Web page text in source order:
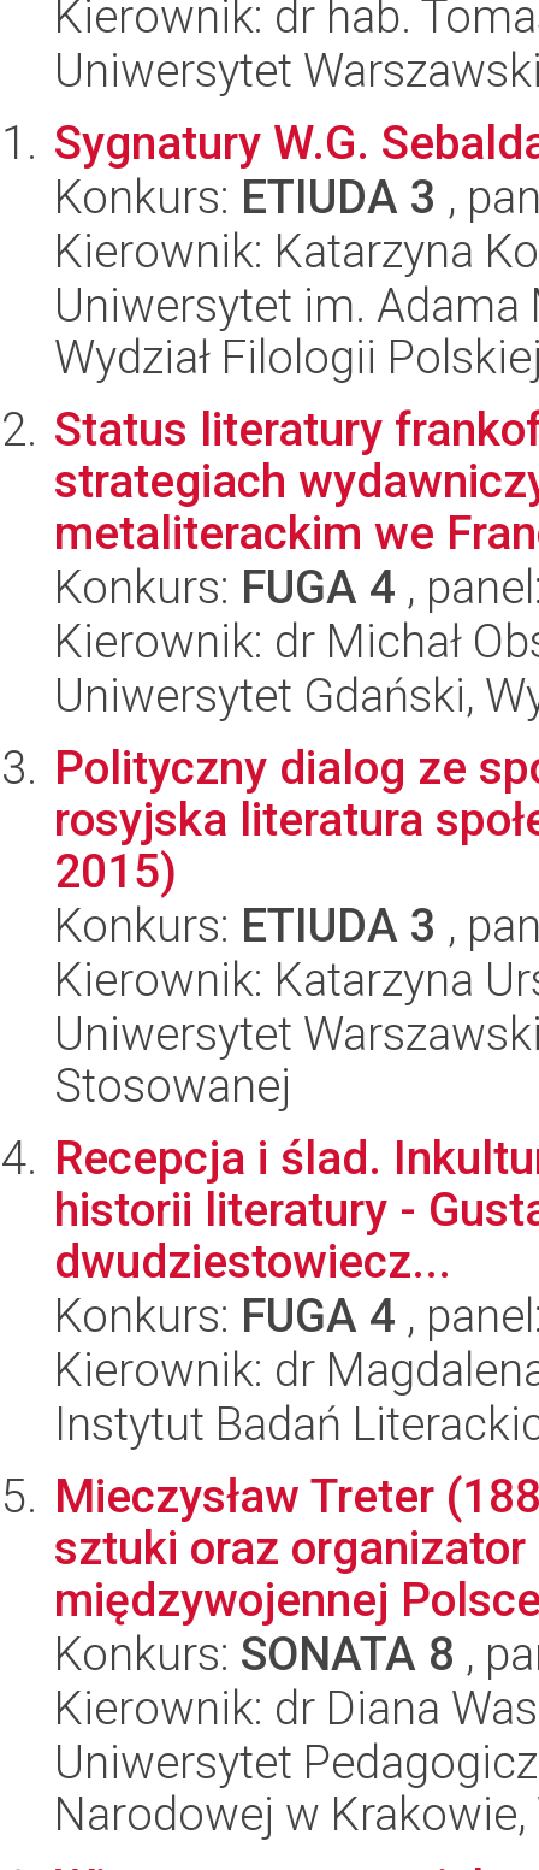
Kierownik: dr hab.
Uniwersytet
Sygnatury W.G.
Konkurs: ETIUDA 3 ,
Kierownik: Katarzyna
Uniwersytet im.
Wydział Filologii
Status literatury
strategiach
metaliterackim we
Konkurs: FUGA 4 ,
Kierownik: dr Michał
Uniwersytet Gdański,
Polityczny dialog ze
rosyjska literatura
2015)
Konkurs: ETIUDA 3 ,
Kierownik: Katarzyna
Uniwersytet
Stosowanej
Recepcja i ślad.
historii literatury -
dwudziestowiecz...
Konkurs: FUGA 4 ,
Kierownik: dr
Instytut Badań
Mieczysław Treter
sztuki oraz
międzywojennej
Konkurs: SONATA 8 ,
Kierownik: dr Diana
Uniwersytet
Narodowej w Krakowie,